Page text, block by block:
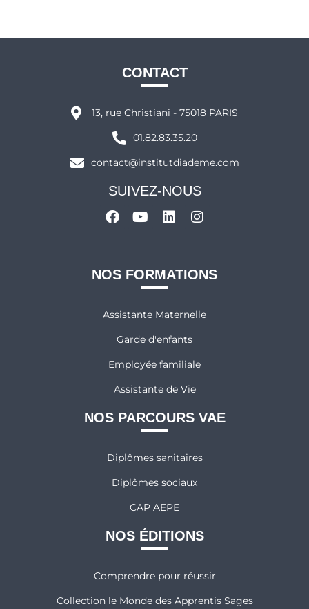
CONTACT
13, rue Christiani - 75018 PARIS
01.82.83.35.20
contact@institutdiademe.com
SUIVEZ-NOUS
NOS FORMATIONS
Assistante Maternelle
Garde d'enfants
Employée familiale
Assistante de Vie
NOS PARCOURS VAE
Diplômes sanitaires
Diplômes sociaux
CAP AEPE
NOS ÉDITIONS
Comprendre pour réussir
Collection le Monde des Apprentis Sages